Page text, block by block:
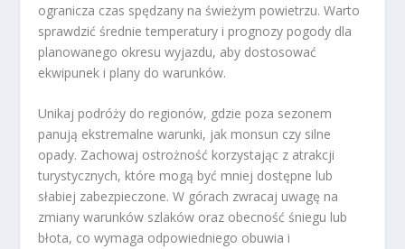
ogranicza czas spędzany na świeżym powietrzu. Warto
sprawdzić średnie temperatury i prognozy pogody dla
planowanego okresu wyjazdu, aby dostosować
ekwipunek i plany do warunków.
Unikaj podróży do regionów, gdzie poza sezonem
panują ekstremalne warunki, jak monsun czy silne
opady. Zachowaj ostrożność korzystając z atrakcji
turystycznych, które mogą być mniej dostępne lub
słabiej zabezpieczone. W górach zwracaj uwagę na
zmiany warunków szlaków oraz obecność śniegu lub
błota, co wymaga odpowiedniego obuwia i